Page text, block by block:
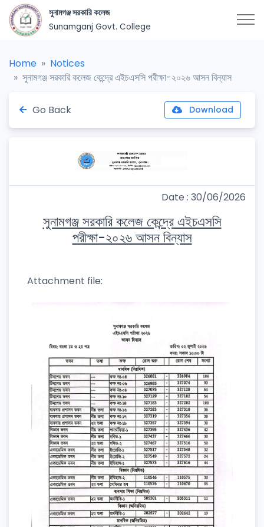
সুনামগঞ্জ সরকারি কলেজ
Sunamganj Govt. College
Home
Notices
সুনামগঞ্জ সরকারি কলেজ কেন্দ্রে এইচএসসি পরীক্ষা-২০২৬ আসন বিন্যাস
Go Back Download
Date : 30/06/2026
সুনামগঞ্জ সরকারি কলেজ কেন্দ্রে এইচএসসি
পরীক্ষা-২০২৬ আসন বিন্যাস
Attachment file: